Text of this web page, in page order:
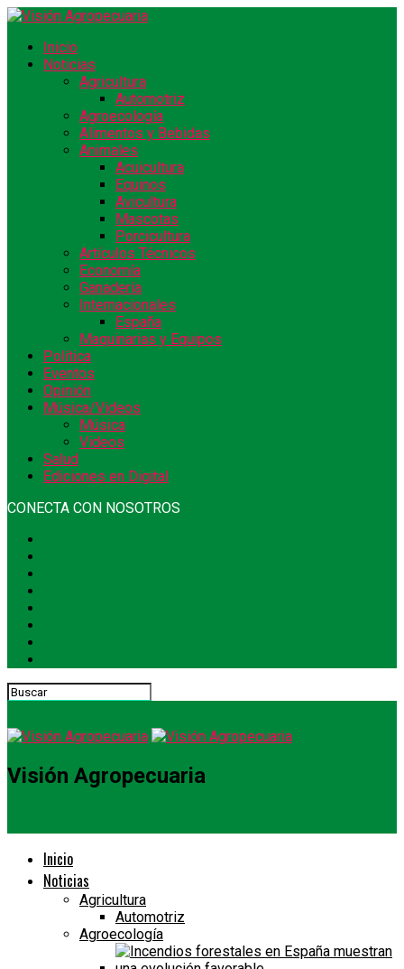
Inicio
Noticias
Agricultura
Automotriz
Agroecología
Alimentos y Bebidas
Animales
Acuicultura
Equinos
Avicultura
Mascotas
Porcicultura
Artículos Técnicos
Economía
Ganadería
Internacionales
España
Maquinarias y Equipos
Política
Eventos
Opinión
Música/Videos
Música
Videos
Salud
Ediciones en Digital
CONECTA CON NOSOTROS
Visión Agropecuaria
Inicio
Noticias
Agricultura
Automotriz
Agroecología